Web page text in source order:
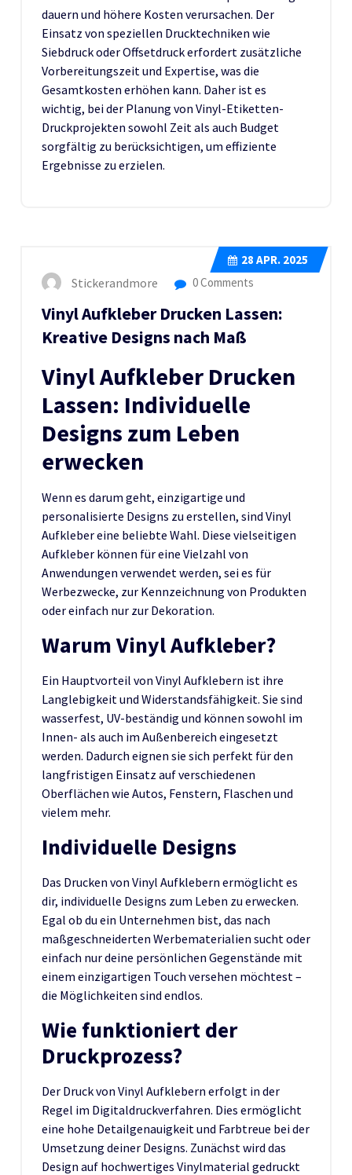
dauern und höhere Kosten verursachen. Der
Einsatz von speziellen Drucktechniken wie
Siebdruck oder Offsetdruck erfordert zusätzliche
Vorbereitungszeit und Expertise, was die
Gesamtkosten erhöhen kann. Daher ist es
wichtig, bei der Planung von Vinyl-Etiketten-
Druckprojekten sowohl Zeit als auch Budget
sorgfältig zu berücksichtigen, um effiziente
Ergebnisse zu erzielen.
28 APR. 2025
Stickerandmore 0 Comments
Vinyl Aufkleber Drucken Lassen:
Kreative Designs nach Maß
Vinyl Aufkleber Drucken
Lassen: Individuelle
Designs zum Leben
erwecken
Wenn es darum geht, einzigartige und
personalisierte Designs zu erstellen, sind Vinyl
Aufkleber eine beliebte Wahl. Diese vielseitigen
Aufkleber können für eine Vielzahl von
Anwendungen verwendet werden, sei es für
Werbezwecke, zur Kennzeichnung von Produkten
oder einfach nur zur Dekoration.
Warum Vinyl Aufkleber?
Ein Hauptvorteil von Vinyl Aufklebern ist ihre
Langlebigkeit und Widerstandsfähigkeit. Sie sind
wasserfest, UV-beständig und können sowohl im
Innen- als auch im Außenbereich eingesetzt
werden. Dadurch eignen sie sich perfekt für den
langfristigen Einsatz auf verschiedenen
Oberflächen wie Autos, Fenstern, Flaschen und
vielem mehr.
Individuelle Designs
Das Drucken von Vinyl Aufklebern ermöglicht es
dir, individuelle Designs zum Leben zu erwecken.
Egal ob du ein Unternehmen bist, das nach
maßgeschneiderten Werbematerialien sucht oder
einfach nur deine persönlichen Gegenstände mit
einem einzigartigen Touch versehen möchtest –
die Möglichkeiten sind endlos.
Wie funktioniert der
Druckprozess?
Der Druck von Vinyl Aufklebern erfolgt in der
Regel im Digitaldruckverfahren. Dies ermöglicht
eine hohe Detailgenauigkeit und Farbtreue bei der
Umsetzung deiner Designs. Zunächst wird das
Design auf hochwertiges Vinylmaterial gedruckt